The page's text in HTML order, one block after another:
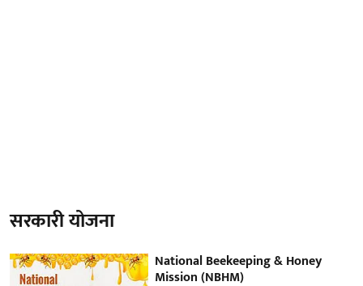
सरकारी योजना
National Beekeeping & Honey
Mission (NBHM)